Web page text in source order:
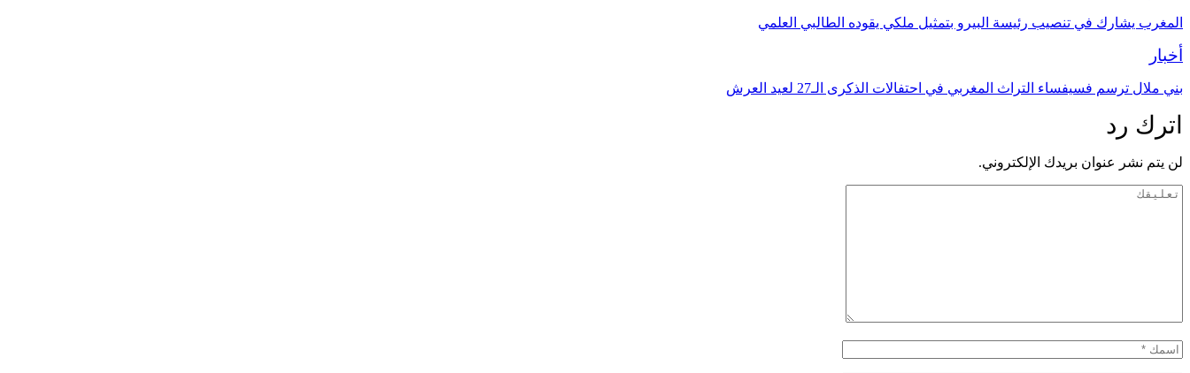
المغرب يشارك في تنصيب رئيسة البيرو بتمثيل ملكي يقوده الطالبي العلمي
أخبار
بني ملال ترسم فسيفساء التراث المغربي في احتفالات الذكرى الـ27 لعيد العرش
اترك رد
لن يتم نشر عنوان بريدك الإلكتروني.